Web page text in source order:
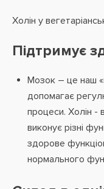
Холін у
Підтримує
Мозок – це наш
допомагає
процеси. Холін -
виконує різні
здорове
нормального